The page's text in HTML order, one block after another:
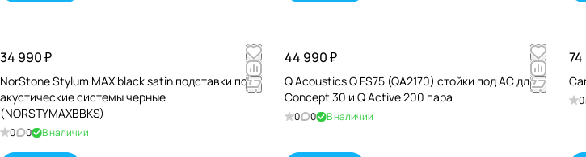
34 990 ₽
NorStone Stylum MAX black satin подставки под
акустические системы черные
(NORSTYMAXBBKS)
0 0 В наличии
44 990 ₽
Q Acoustics Q FS75 (QA2170) стойки под АС для Q
Concept 30 и Q Active 200 пара
0 0 В наличии
0